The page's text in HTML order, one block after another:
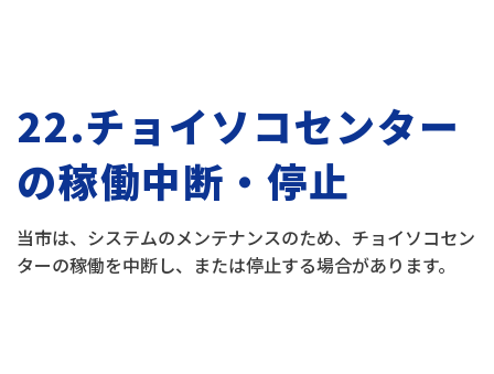
22.チョイソコセンター
の稼働中断・停止
当市は、システムのメンテナンスのため、チョイソコセン
ターの稼働を中断し、または停止する場合があります。